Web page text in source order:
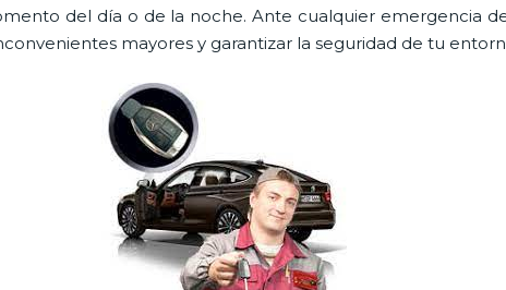
del día o de la noche. Ante cualquier emergencia
mayores y garantizar la seguridad de tu